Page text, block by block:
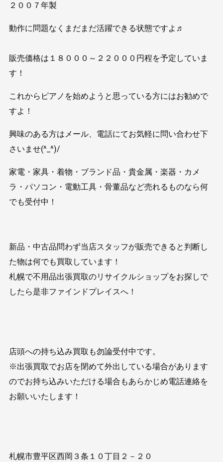
２００７年製
動作に問題なくまだまだ活躍できる状態ですよ♬
販売価格は１８０００～２２０００円程を予定していま
す！
これからピアノを始めようと思っている方にはお勧めで
すよ！
興味のある方はメール、電話にてお気軽に問い合わせ下
さいませ(^_^)/
家電・家具・着物・ブランド品・貴金属・楽器・カメ
ラ・パソコン・電動工具・骨董品など売れるものなら何
でも受付中！
新品・中古品問わず当店スタッフが販売できると判断し
た物は何でも買取しています！
札幌で不用品出張買取のリサイクルショップをお探しで
したら是非ファインドプレイスへ！
店頭への持ち込み買取も勿論受付中です。
※出張買取でお店を閉めて外出している場合があります
のでお持ち込みいただける場合もあらかじめ電話連絡を
お願いいたします！
札幌市豊平区西岡３条１０丁目２－２０